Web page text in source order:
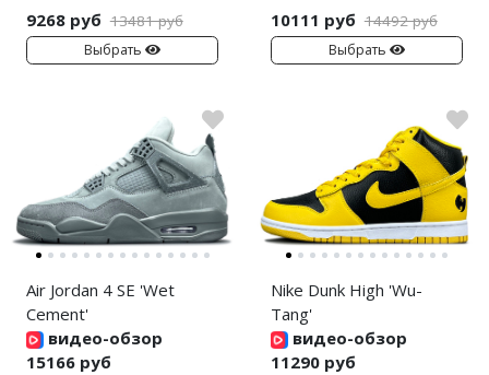
9268 руб 13481 руб
Выбрать
10111 руб 14492 руб
Выбрать
Air Jordan 4 SE 'Wet
Cement'
видео-обзор
15166 руб
Nike Dunk High 'Wu-
Tang'
видео-обзор
11290 руб